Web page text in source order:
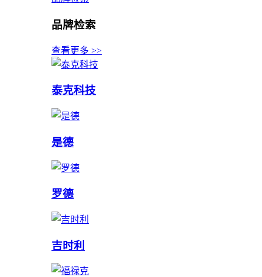
品牌检索
查看更多 >>
泰克科技
是德
罗德
吉时利